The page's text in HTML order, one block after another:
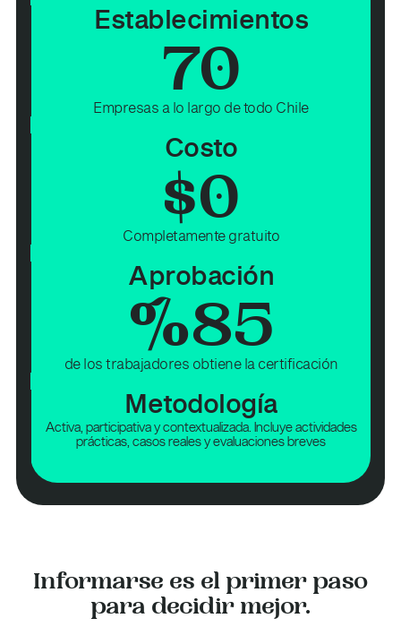
Establecimientos
Empresas a lo largo de todo Chile
70
Costo
Completamente gratuito
$0
Aprobación
de los trabajadores obtiene la certificación
%85
Metodología
Activa, participativa y contextualizada. Incluye actividades
prácticas, casos reales y evaluaciones breves
Informarse es el primer paso
para decidir mejor.